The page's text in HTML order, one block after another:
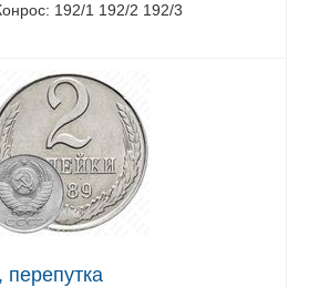
192/1 192/2 192/3
перепутка